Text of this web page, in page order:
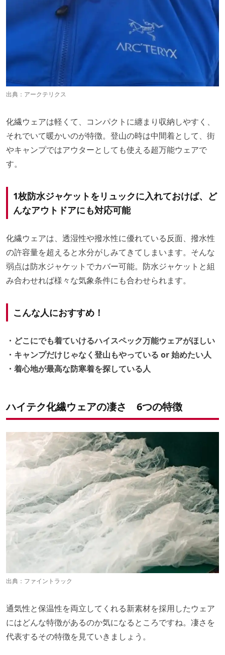
出典： アークテリクス
化繊ウェアは軽くて、コンパクトに纏まり収納しやすく、
それでいて暖かいのが特徴。登山の時は中間着として、街
やキャンプではアウターとしても使える超万能ウェアで
す。
1枚防水ジャケットをリュックに入れておけば、ど
んなアウトドアにも対応可能
化繊ウェアは、透湿性や撥水性に優れている反面、撥水性
の許容量を超えると水分がしみてきてしまいます。そんな
弱点は防水ジャケットでカバー可能。防水ジャケットと組
み合わせれば様々な気象条件にも合わせられます。
こんな人におすすめ！
・どこにでも着ていけるハイスペック万能ウェアがほしい
・キャンプだけじゃなく登山もやっている or 始めたい人
・着心地が最高な防寒着を探している人
ハイテク化繊ウェアの凄さ 6つの特徴
出典： ファイントラック
通気性と保温性を両立してくれる新素材を採用したウェア
にはどんな特徴があるのか気になるところですね。凄さを
代表するその特徴を見ていきましょう。